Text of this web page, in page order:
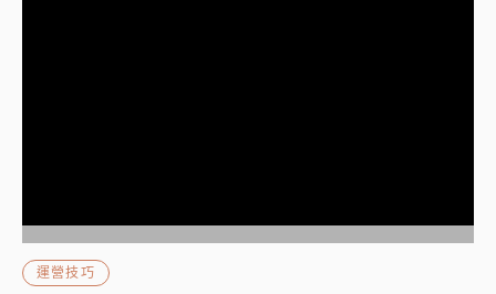
運營技巧